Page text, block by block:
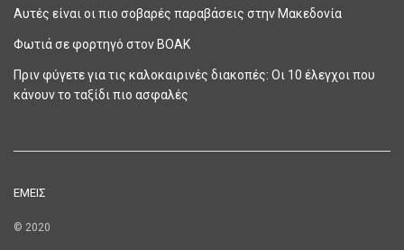
Αυτές είναι οι πιο σοβαρές παραβάσεις στην Μακεδονία
Φωτιά σε φορτηγό στον ΒΟΑΚ
Πριν φύγετε για τις καλοκαιρινές διακοπές: Οι 10 έλεγχοι που
κάνουν το ταξίδι πιο ασφαλές
ΕΜΕΙΣ
© 2020